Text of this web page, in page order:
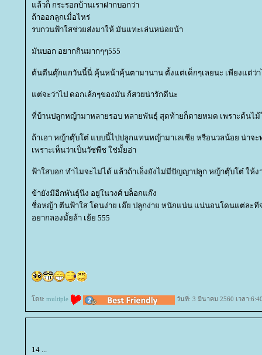
ล้วก็ กระรอกบ้านเราฝากบอกว่า
ถ้าออกลูกเมื่อไหร่
รบกวนฟ้าใสช่วยส่งมาให้ มันแทะเล่นหน่อยน้า
มันบอก อยากกินมากๆๆ555
ต้นตีนตุ๊กแกวันนี้นี่ คุ้นหน้าคุ้นตามานาน ตั้งแต่เด็กๆเลยนะ เพียงแต่ว่
ต่จะว่าไป ดอกเล้กๆของมัน ก้สวยน่ารักดีนะ
ที่บ้านปลูกหญ้ามาหลายรอบ หลายพันธุ์ สุดท้ายก็ตายหมด เพราะต้น
ถ้าเอา หญ้าตุ๊บโต๋ แบบนี้ไปปลูกแทนหญ้ามาเลเซีย หรือนวลน้อย น่า
เพราะเห็นว่าเป็นวัชพืช ใช่มั้ยอ่า
ฟ้าใสบอก ทำไมจะไม่ได้ แล้วถ้าเอ็งยังไม่มีปัญญาปลูก หญ้าตุ๊บโต๋ ให้ง
ข้ายังมีอีกพันธุ์นึง อยู่ในวงศ์ บล็อกแก๊ง
ชื่อหญ้า ตีนฟ้าใส โดนง่าย เอ๊ย ปลูกง่าย หนักแน่น แน่นอนโดนแต่ละทีจุ
อยากลองมั้ยล้า เย้ย 555
ดย: multiple วันที่: 3 มีนาคม 2560 เวลา
14 ...